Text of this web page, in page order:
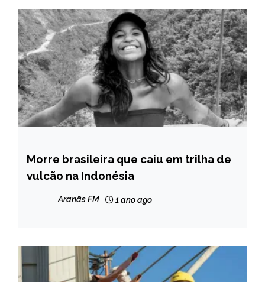
BRASIL
INTERNACIONAL
NOTÍCIAS
Morre brasileira que caiu em trilha de
vulcão na Indonésia
Aranãs FM 1 ano ago